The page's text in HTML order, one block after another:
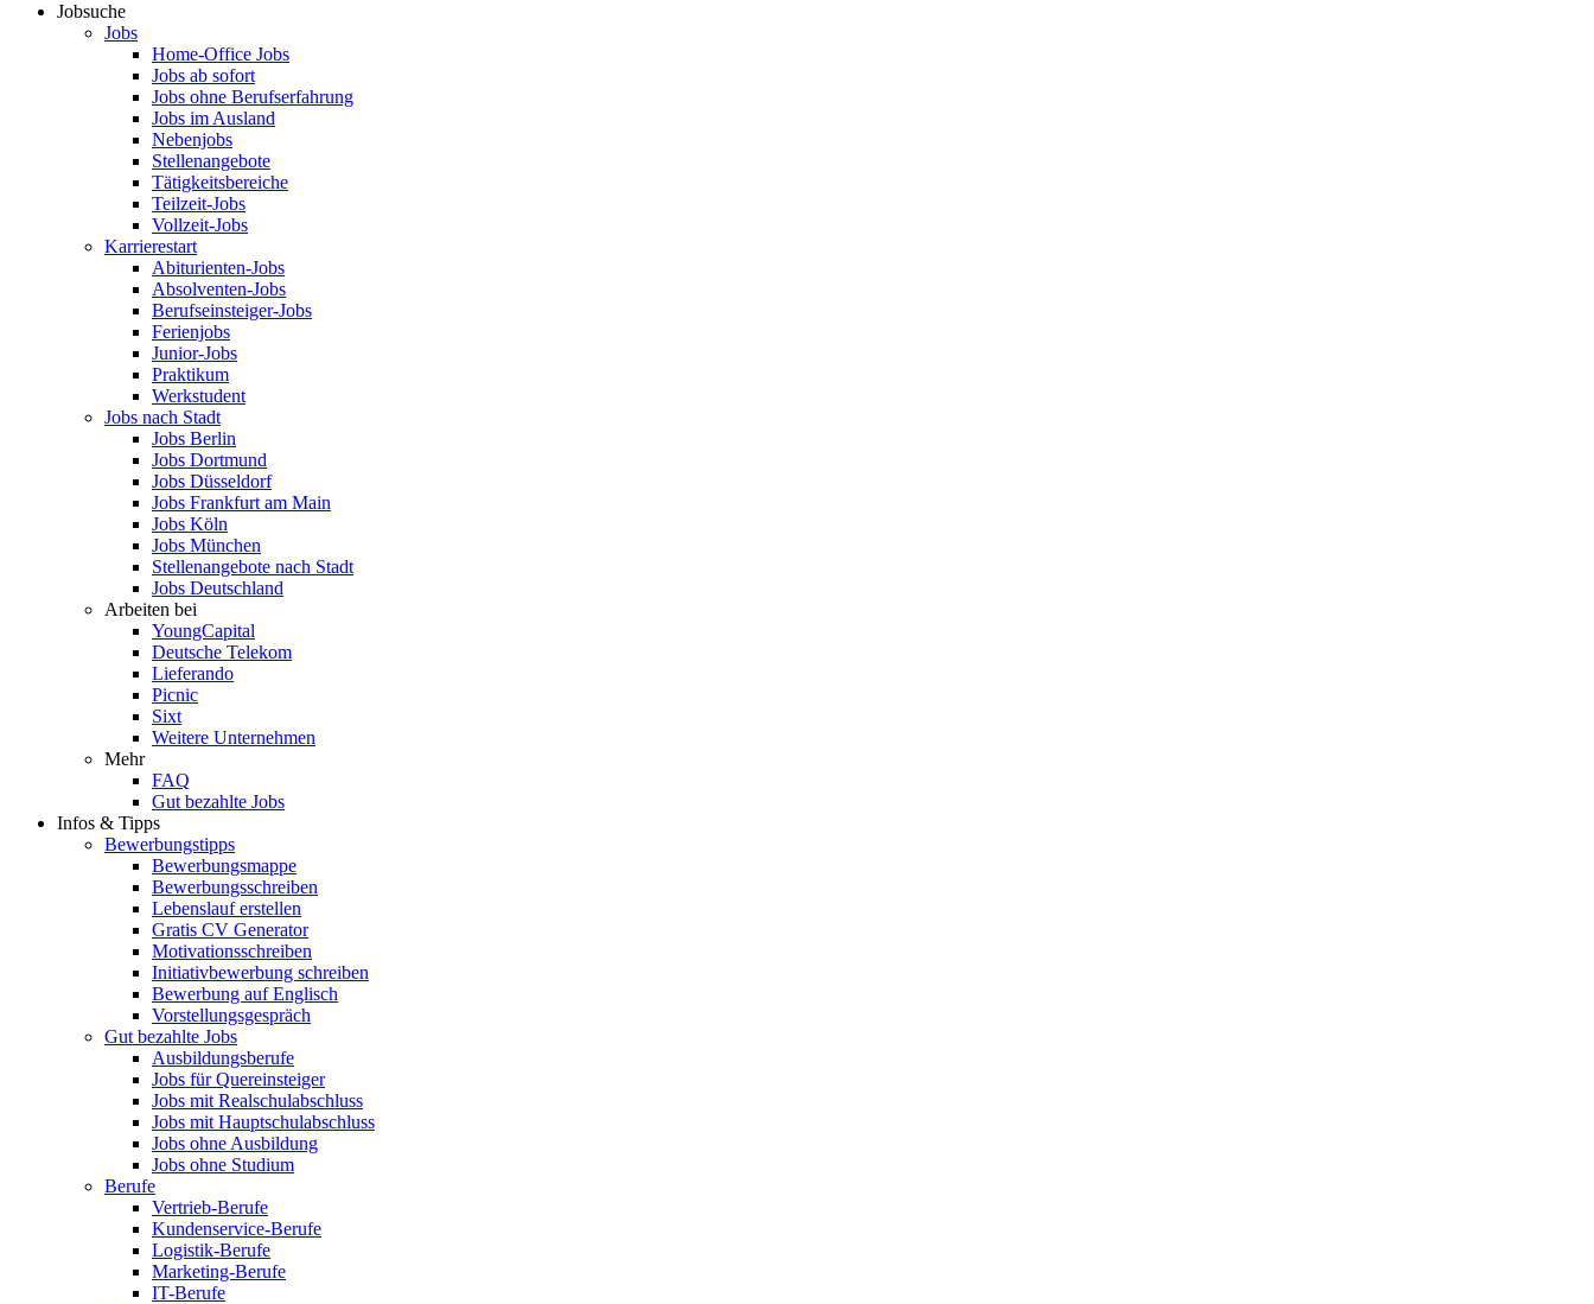
Jobsuche
Jobs
Home-Office Jobs
Jobs ab sofort
Jobs ohne Berufserfahrung
Jobs im Ausland
Nebenjobs
Stellenangebote
Tätigkeitsbereiche
Teilzeit-Jobs
Vollzeit-Jobs
Karrierestart
Abiturienten-Jobs
Absolventen-Jobs
Berufseinsteiger-Jobs
Ferienjobs
Junior-Jobs
Praktikum
Werkstudent
Jobs nach Stadt
Jobs Berlin
Jobs Dortmund
Jobs Düsseldorf
Jobs Frankfurt am Main
Jobs Köln
Jobs München
Stellenangebote nach Stadt
Jobs Deutschland
Arbeiten bei
YoungCapital
Deutsche Telekom
Lieferando
Picnic
Sixt
Weitere Unternehmen
Mehr
FAQ
Gut bezahlte Jobs
Infos & Tipps
Bewerbungstipps
Bewerbungsmappe
Bewerbungsschreiben
Lebenslauf erstellen
Gratis CV Generator
Motivationsschreiben
Initiativbewerbung schreiben
Bewerbung auf Englisch
Vorstellungsgespräch
Gut bezahlte Jobs
Ausbildungsberufe
Jobs für Quereinsteiger
Jobs mit Realschulabschluss
Jobs mit Hauptschulabschluss
Jobs ohne Ausbildung
Jobs ohne Studium
Berufe
Vertrieb-Berufe
Kundenservice-Berufe
Logistik-Berufe
Marketing-Berufe
IT-Berufe